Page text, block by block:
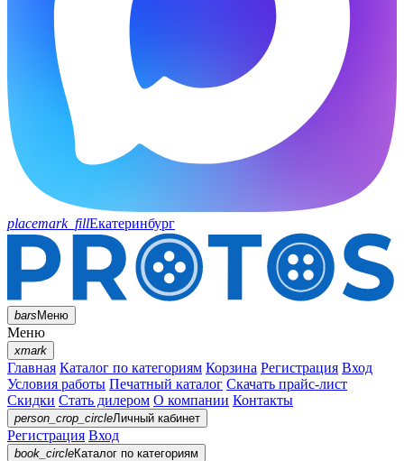
placemark_fillЕкатеринбург
barsМеню
Меню
xmark
Главная Каталог по категориям Корзина Регистрация Вход
Условия работы Печатный каталог Скачать прайс-лист
Скидки Стать дилером О компании Контакты
person_crop_circleЛичный кабинет
Регистрация Вход
book_circleКаталог по категориям